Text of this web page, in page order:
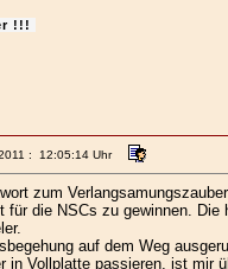
!!!
: 12:05:14 Uhr
zum
für die NSCs zu gewinnen.
auf dem Weg
in Vollplatte passieren, ist mir